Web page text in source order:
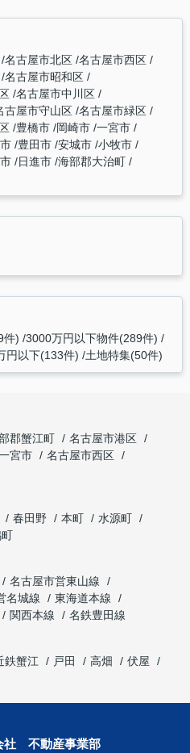
名古屋市北区 名古屋市西区
名古屋市昭和区
名古屋市中川区
古屋市守山区 名古屋市緑区
豊橋市 岡崎市 一宮市
豊田市 安城市 小牧市
日進市 海部郡大治町
件) 3000万円以下物件(289件)
円以下(133件) 土地特集(50件)
郡蟹江町
名古屋市港区
宮市
名古屋市西区
春田野 本町
水源町
名古屋市営東山線
名城線
東海道本線
関西本線
名鉄豊田線
鉄蟹江 戸田 高畑
伏屋
社 不動産事業部